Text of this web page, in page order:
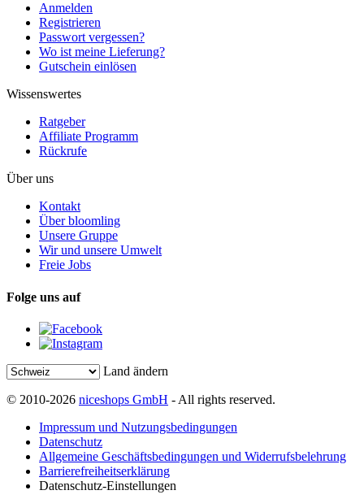
Anmelden
Registrieren
Passwort vergessen?
Wo ist meine Lieferung?
Gutschein einlösen
Wissenswertes
Ratgeber
Affiliate Programm
Rückrufe
Über uns
Kontakt
Über bloomling
Unsere Gruppe
Wir und unsere Umwelt
Freie Jobs
Folge uns auf
Land ändern
© 2010-2026 niceshops GmbH - All rights reserved.
Impressum und Nutzungsbedingungen
Datenschutz
Allgemeine Geschäftsbedingungen und Widerrufsbelehrung
Barrierefreiheitserklärung
Datenschutz-Einstellungen